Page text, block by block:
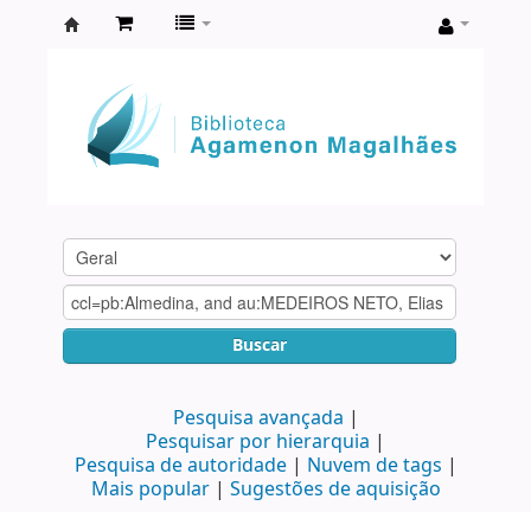
Agamenon
Magalhães
Buscar
Pesquisa avançada
Pesquisar por hierarquia
Pesquisa de autoridade
Nuvem de tags
Mais popular
Sugestões de aquisição